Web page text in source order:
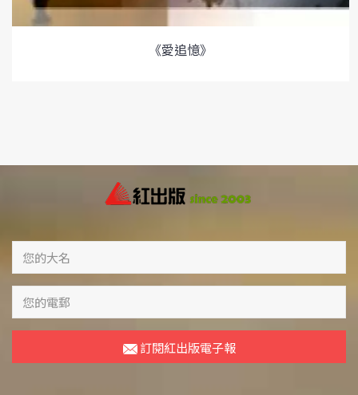
《愛追憶》
訂閱紅出版電子報